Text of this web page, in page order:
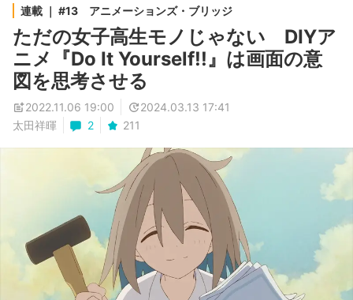
連載 ｜ #13 アニメーションズ・ブリッジ
ただの女子高生モノじゃない DIYア
ニメ『Do It Yourself!!』は画面の意
図を思考させる
2022.11.06 19:00
2024.03.13 17:41
太田祥暉
2 211